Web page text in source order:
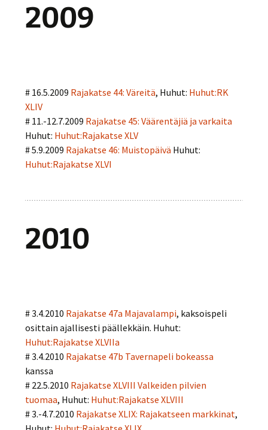
2009
# 16.5.2009 Rajakatse 44: Väreitä, Huhut: Huhut:RK
XLIV
# 11.-12.7.2009 Rajakatse 45: Väärentäjiä ja varkaita
Huhut: Huhut:Rajakatse XLV
# 5.9.2009 Rajakatse 46: Muistopäivä Huhut:
Huhut:Rajakatse XLVI
2010
# 3.4.2010 Rajakatse 47a Majavalampi, kaksoispeli
osittain ajallisesti päällekkäin. Huhut:
Huhut:Rajakatse XLVIIa
# 3.4.2010 Rajakatse 47b Tavernapeli bokeassa
kanssa
# 22.5.2010 Rajakatse XLVIII Valkeiden pilvien
tuomaa, Huhut: Huhut:Rajakatse XLVIII
# 3.-4.7.2010 Rajakatse XLIX: Rajakatseen markkinat,